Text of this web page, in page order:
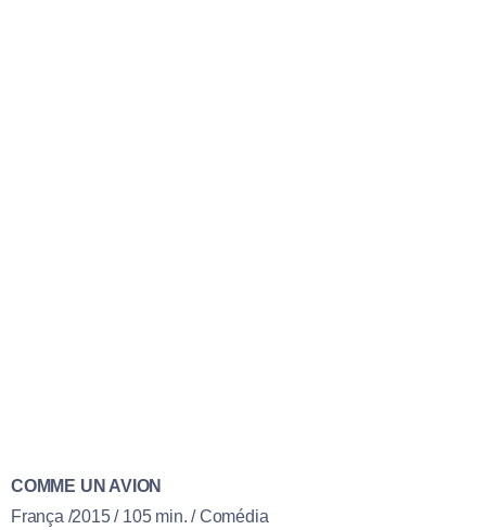
COMME UN AVION
França /2015 / 105 min. / Comédia